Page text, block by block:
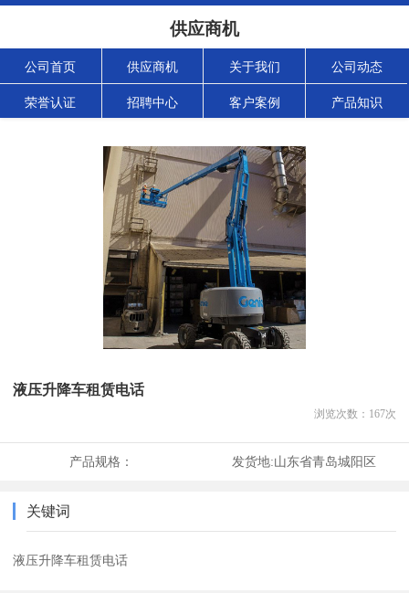
供应商机
公司首页 供应商机 关于我们 公司动态
荣誉认证 招聘中心 客户案例 产品知识
液压升降车租赁电话
浏览次数： 167次
产品规格： 发货地:山东省青岛城阳区
关键词
液压升降车租赁电话